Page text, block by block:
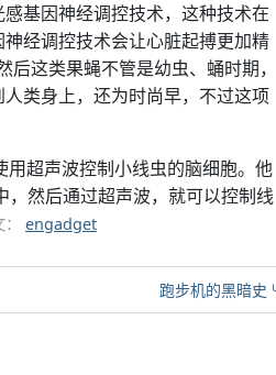
基因神经调控技术，这种技术在
经调控技术会让心脏起搏更加精
这类果蝇不管是幼虫、蛹时期，
类身上，还为时尚早，不过这项
超声波控制小线虫的脑细胞。他
然后通过超声波，就可以控制线
engadget
跑步机的黑暗史